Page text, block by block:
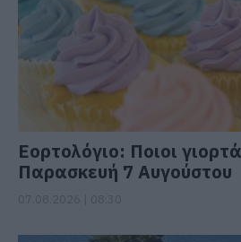
Εορτολόγιο: Ποιοι
Παρασκευή 7 Αυγούστου